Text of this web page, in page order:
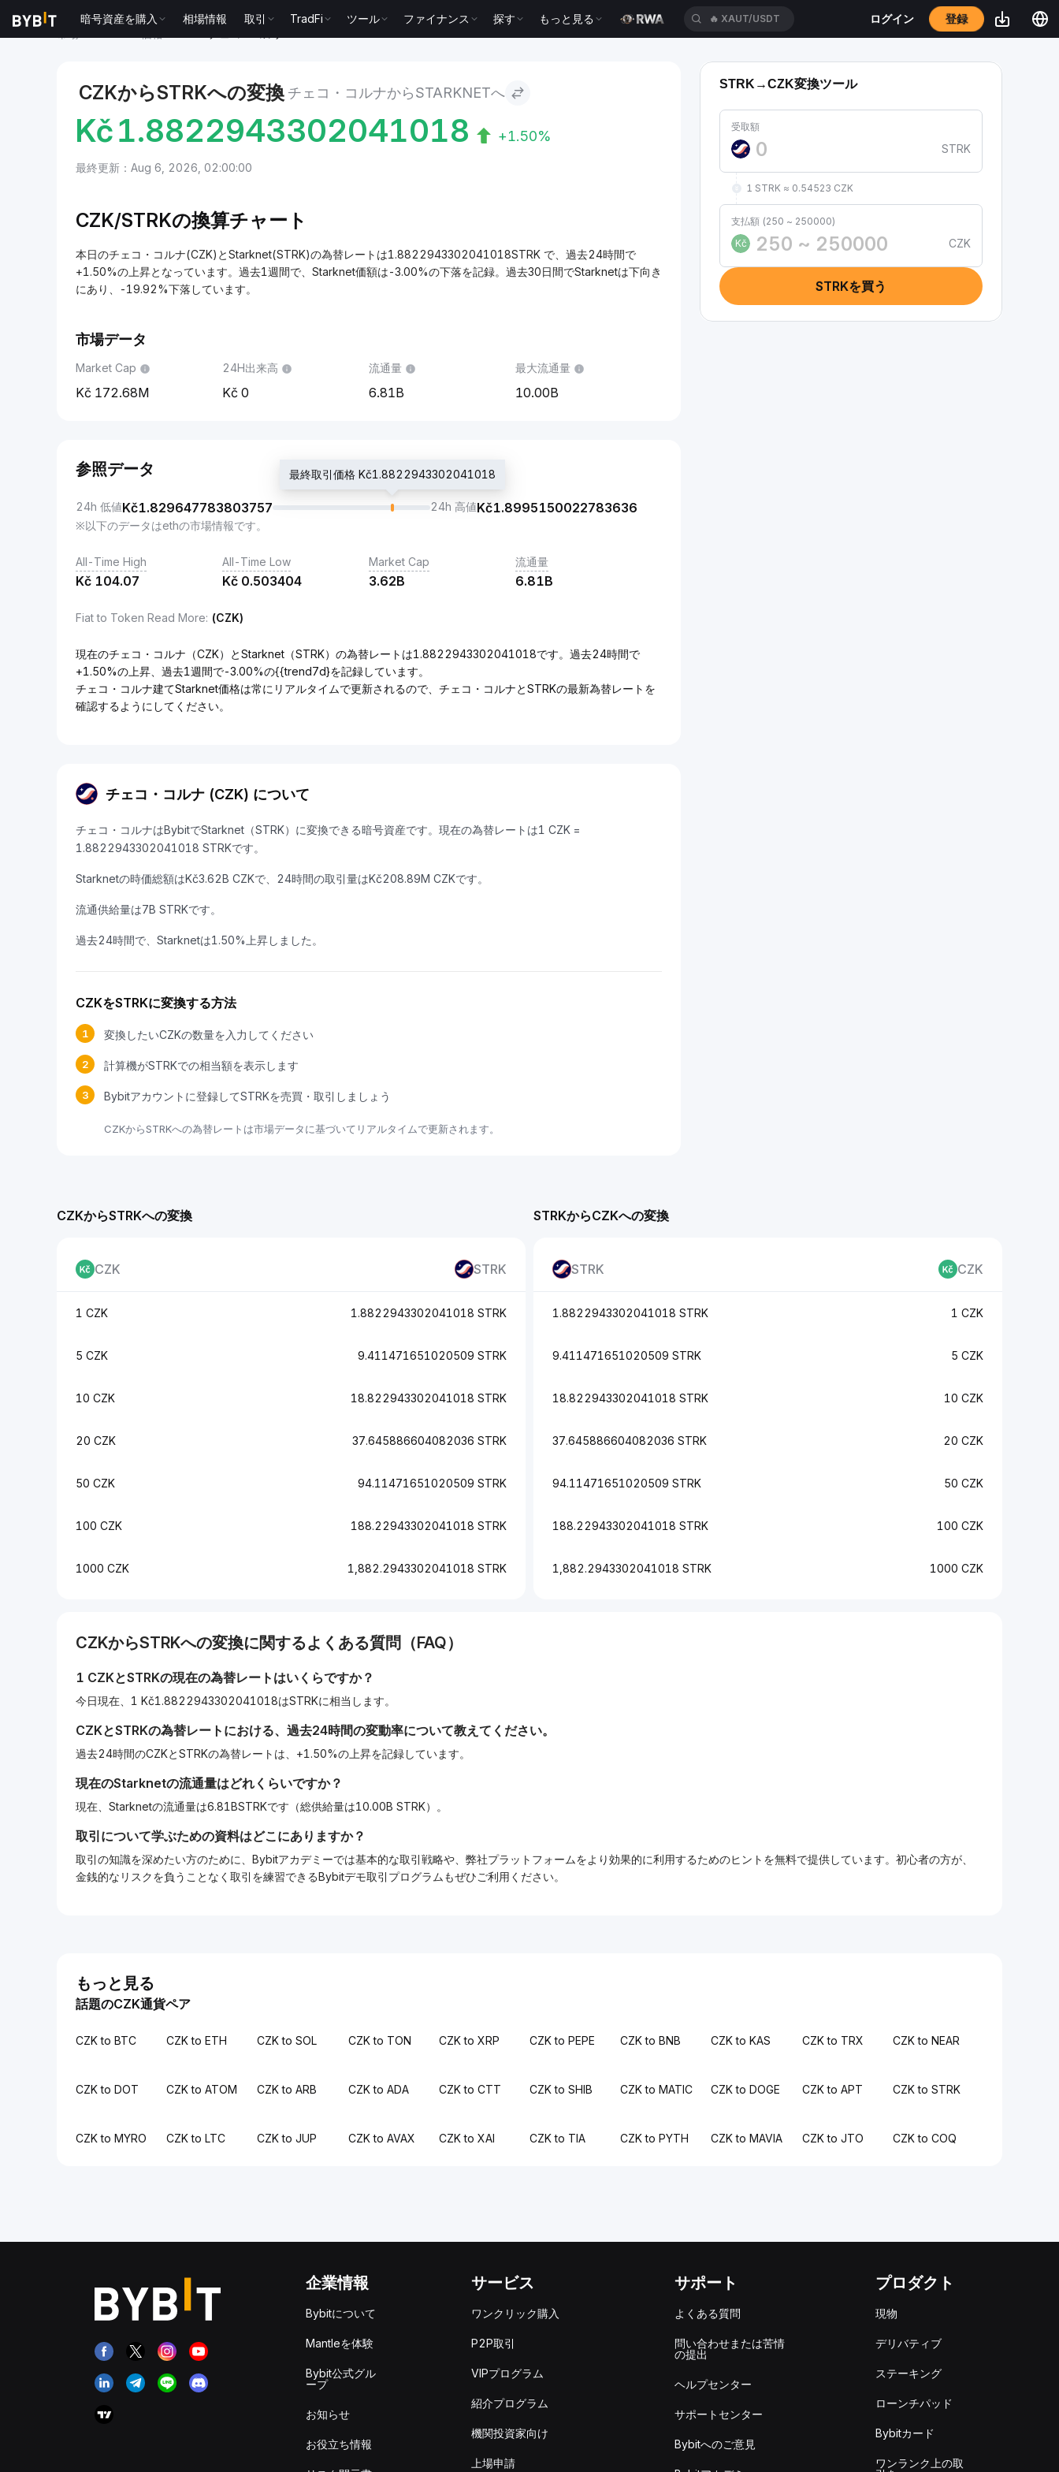
暗号資産を購入 相場情報 取引 TradFi ツール ファイナンス 探す もっと見る 🔥 XAUT/USDT ログイン 登録
CZKからSTRKへの変換 チェコ・コルナからSTARKNETへ
Kč1.8822943302041018 +1.50%
最終更新：Aug 6, 2026, 02:00:00
CZK/STRKの換算チャート
本日のチェコ・コルナ(CZK)とStarknet(STRK)の為替レートは1.8822943302041018STRK で、過去24時間で
+1.50%の上昇となっています。過去1週間で、Starknet価額は-3.00%の下落を記録。過去30日間でStarknetは下向き
にあり、-19.92%下落しています。
市場データ
Market Cap
172.68M
24H出来高
0
流通量
6.81B
最大流通量
10.00B
参照データ
24h 低値Kč1.829647783803757
最終取引価格 Kč1.8822943302041018
24h 高値Kč1.8995150022783636
※以下のデータはethの市場情報です。
All-Time High
Kč 104.07
All-Time Low
Kč 0.503404
Market Cap
3.62B
流通量
6.81B
Fiat to Token Read More: (CZK)
現在のチェコ・コルナ（CZK）とStarknet（STRK）の為替レートは1.8822943302041018です。過去24時間で
+1.50%の上昇、過去1週間で-3.00%の{{trend7d}を記録しています。
チェコ・コルナ建てStarknet価格は常にリアルタイムで更新されるので、チェコ・コルナとSTRKの最新為替レートを
確認するようにしてください。
チェコ・コルナ (CZK) について
チェコ・コルナはBybitでStarknet（STRK）に変換できる暗号資産です。現在の為替レートは1 CZK =
1.8822943302041018 STRKです。
Starknetの時価総額はKč3.62B CZKで、24時間の取引量はKč208.89M CZKです。
流通供給量は7B STRKです。
過去24時間で、Starknetは1.50%上昇しました。
CZKをSTRKに変換する方法
1 変換したいCZKの数量を入力してください
2 計算機がSTRKでの相当額を表示します
3 Bybitアカウントに登録してSTRKを売買・取引しましょう
CZKからSTRKへの為替レートは市場データに基づいてリアルタイムで更新されます。
STRK→CZK変換ツール
受取額
STRK
1 STRK ≈ 0.54523 CZK
支払額 (250 ~ 250000)
Kč
CZK
STRKを買う
STRKからCZKへの変換
STRK CZK
1.8822943302041018 STRK 1 CZK
9.411471651020509 STRK 5 CZK
18.822943302041018 STRK 10 CZK
37.645886604082036 STRK 20 CZK
94.11471651020509 STRK 50 CZK
188.22943302041018 STRK 100 CZK
1,882.2943302041018 STRK 1000 CZK
CZKからSTRKへの変換
CZK STRK
1 CZK 1.8822943302041018 STRK
5 CZK 9.411471651020509 STRK
10 CZK 18.822943302041018 STRK
20 CZK 37.645886604082036 STRK
50 CZK 94.11471651020509 STRK
100 CZK 188.22943302041018 STRK
1000 CZK 1,882.2943302041018 STRK
CZKからSTRKへの変換に関するよくある質問（FAQ）
1 CZKとSTRKの現在の為替レートはいくらですか？
今日現在、1 Kč1.8822943302041018はSTRKに相当します。
CZKとSTRKの為替レートにおける、過去24時間の変動率について教えてください。
過去24時間のCZKとSTRKの為替レートは、+1.50%の上昇を記録しています。
現在のStarknetの流通量はどれくらいですか？
現在、Starknetの流通量は6.81BSTRKです（総供給量は10.00B STRK）。
取引について学ぶための資料はどこにありますか？
取引の知識を深めたい方のために、Bybitアカデミーでは基本的な取引戦略や、弊社プラットフォームをより効果的に利用するためのヒントを無料で提供しています。初心者の方が、
金銭的なリスクを負うことなく取引を練習できるBybitデモ取引プログラムもぜひご利用ください。
もっと見る
話題のCZK通貨ペア
CZK to BTC CZK to ETH CZK to SOL CZK to TON CZK to XRP CZK to PEPE CZK to BNB CZK to KAS CZK to TRX CZK to NEAR
CZK to DOT CZK to ATOM CZK to ARB CZK to ADA CZK to CTT CZK to SHIB CZK to MATIC CZK to DOGE CZK to APT CZK to STRK
CZK to MYRO CZK to LTC CZK to JUP CZK to AVAX CZK to XAI CZK to TIA CZK to PYTH CZK to MAVIA CZK to JTO CZK to COQ
企業情報
Bybitについて
Mantleを体験
Bybit公式グル
ープ
お知らせ
お役立ち情報
サービス
ワンクリック購入
P2P取引
VIPプログラム
紹介プログラム
機関投資家向け
上場申請
サポート
よくある質問
問い合わせまたは苦情
の提出
ヘルプセンター
サポートセンター
Bybitへのご意見
プロダクト
現物
デリバティブ
ステーキング
ローンチパッド
Bybitカード
ワンランク上の取